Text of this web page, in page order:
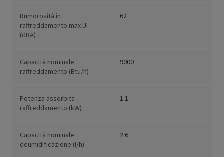
Rumorosità in
raffreddamento max UI
(dBA)
62
Capacità nominale
raffreddamento (Btu/h)
9000
Potenza assorbita
raffreddamento (kW)
1.1
Capacità nominale
deumidificazione (l/h)
2.6